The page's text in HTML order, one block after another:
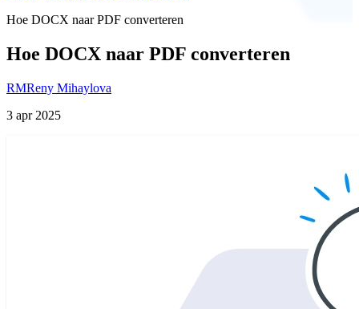
Hoe DOCX naar PDF converteren
Hoe DOCX naar PDF converteren
RMReny Mihaylova
3 apr 2025